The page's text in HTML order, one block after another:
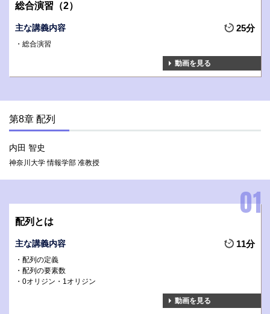
総合演習（2）
主な講義内容 25分
総合演習
動画を見る
第8章 配列
内田 智史
神奈川大学 情報学部 准教授
配列とは
主な講義内容 11分
配列の定義
配列の要素数
0オリジン・1オリジン
動画を見る